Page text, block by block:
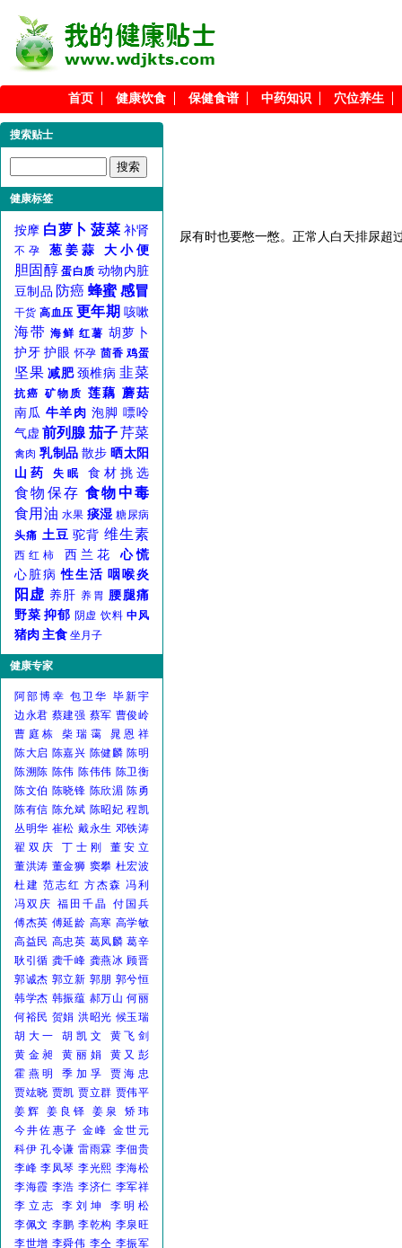
首页 健康饮食 保健食谱 中药知识 穴位养生
搜索贴士
健康标签
按摩 白萝卜 菠菜 补肾
不孕 葱姜蒜 大小便
胆固醇 蛋白质 动物内脏
豆制品 防癌 蜂蜜 感冒
干货 高血压 更年期 咳嗽
海带 海鲜 红薯 胡萝卜
护牙 护眼 怀孕 茴香 鸡蛋
坚果 减肥 颈椎病 韭菜
抗癌 矿物质 莲藕 蘑菇
南瓜 牛羊肉 泡脚 嘌呤
气虚 前列腺 茄子芹菜
禽肉 乳制品 散步 晒太阳
山药
失眠 食材挑选
食物保存 食物中毒
食用油 水果 痰湿 糖尿病
头痛 土豆 驼背 维生素
西红柿 西兰花
心慌
心脏病 性生活 咽喉炎
阳虚 养肝 养胃 腰腿痛
野菜 抑郁 阴虚 饮料 中风
猪肉 主食 坐月子
健康专家
阿部博幸 包卫华 毕新宇
边永君 蔡建强 蔡军 曹俊岭
曹庭栋
柴瑞霭
晁恩祥
陈大启 陈嘉兴 陈健麟 陈明
陈溯陈 陈伟 陈伟伟 陈卫衡
陈文伯 陈晓锋 陈欣湄 陈勇
陈有信 陈允斌 陈昭妃 程凯
丛明华 崔松 戴永生 邓铁涛
翟双庆
丁士刚
董安立
董洪涛 董金狮 窦攀 杜宏波
杜建 范志红 方杰森 冯利
冯双庆 福田千晶 付国兵
傅杰英 傅延龄 高寒 高学敏
高益民 高忠英 葛凤麟 葛辛
耿引循 龚千峰 龚燕冰 顾晋
郭诚杰 郭立新 郭朋 郭兮恒
韩学杰 韩振蕴 郝万山 何丽
何裕民 贺娟 洪昭光 候玉瑞
胡大一
胡凯文
黄飞剑
黄金昶
黄丽娟
黄又彭
霍燕明
季加孚
贾海忠
贾竑晓 贾凯 贾立群 贾伟平
姜辉
姜良铎 姜泉
矫玮
今井佐惠子 金峰 金世元
科伊 孔令谦 雷雨霖 李佃贵
李峰 李凤琴 李光熙 李海松
李海霞 李浩 李济仁 李军祥
李立志
李刘坤
李明松
李佩文 李鹏 李乾构 李泉旺
李世增 李舜伟 李仝 李振军
尿有时也要憋一憋。正常人白天排尿超